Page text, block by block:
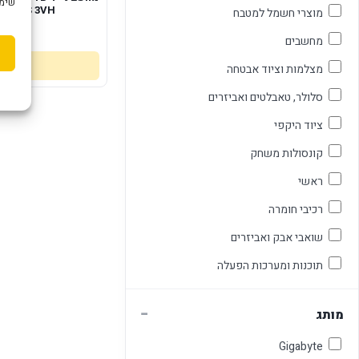
מוצרי חשמל למטבח
מחשבים
מצלמות וציוד אבטחה
סלולר, טאבלטים ואביזרים
ציוד היקפי
קונסולות משחק
ראשי
רכיבי חומרה
שואבי אבק ואביזרים
תוכנות ומערכות הפעלה
מותג −
IPS 3VH